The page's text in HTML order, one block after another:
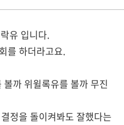
유 입니다.
를 하더라고요.
까 위윌록유를 볼까 무진
정을 돌이켜봐도 잘했다는